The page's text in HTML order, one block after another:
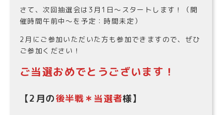
さて、次回抽選会は3月1日〜スタートします！（開
催時間午前中〜を予定：時間未定）
2月にご参加いただいた方も参加できますので、ぜひ
ご参加ください！
ご当選おめでとうございます！
【2月の後半戦＊当選者様】